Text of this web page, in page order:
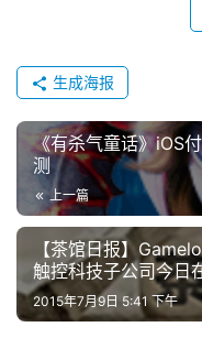
2
第
十
三
金
茶
奖
生成海报
《有杀气童话》iOS
测
上一篇
【茶馆日报】
触控科技子公司今日
2015年7月9日 5:41 下午